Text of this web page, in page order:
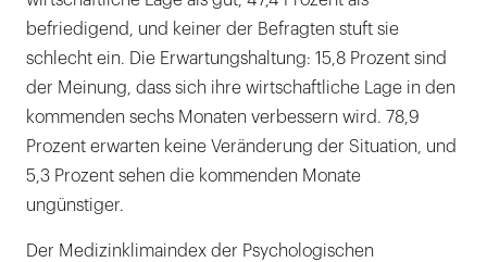
befriedigend, und keiner der Befragten stuft sie
schlecht ein. Die Erwartungshaltung: 15,8 Prozent sind
der Meinung, dass sich ihre wirtschaftliche Lage in den
kommenden sechs Monaten verbessern wird. 78,9
Prozent erwarten keine Veränderung der Situation, und
5,3 Prozent sehen die kommenden Monate
ungünstiger.
Der Medizinklimaindex der Psychologischen